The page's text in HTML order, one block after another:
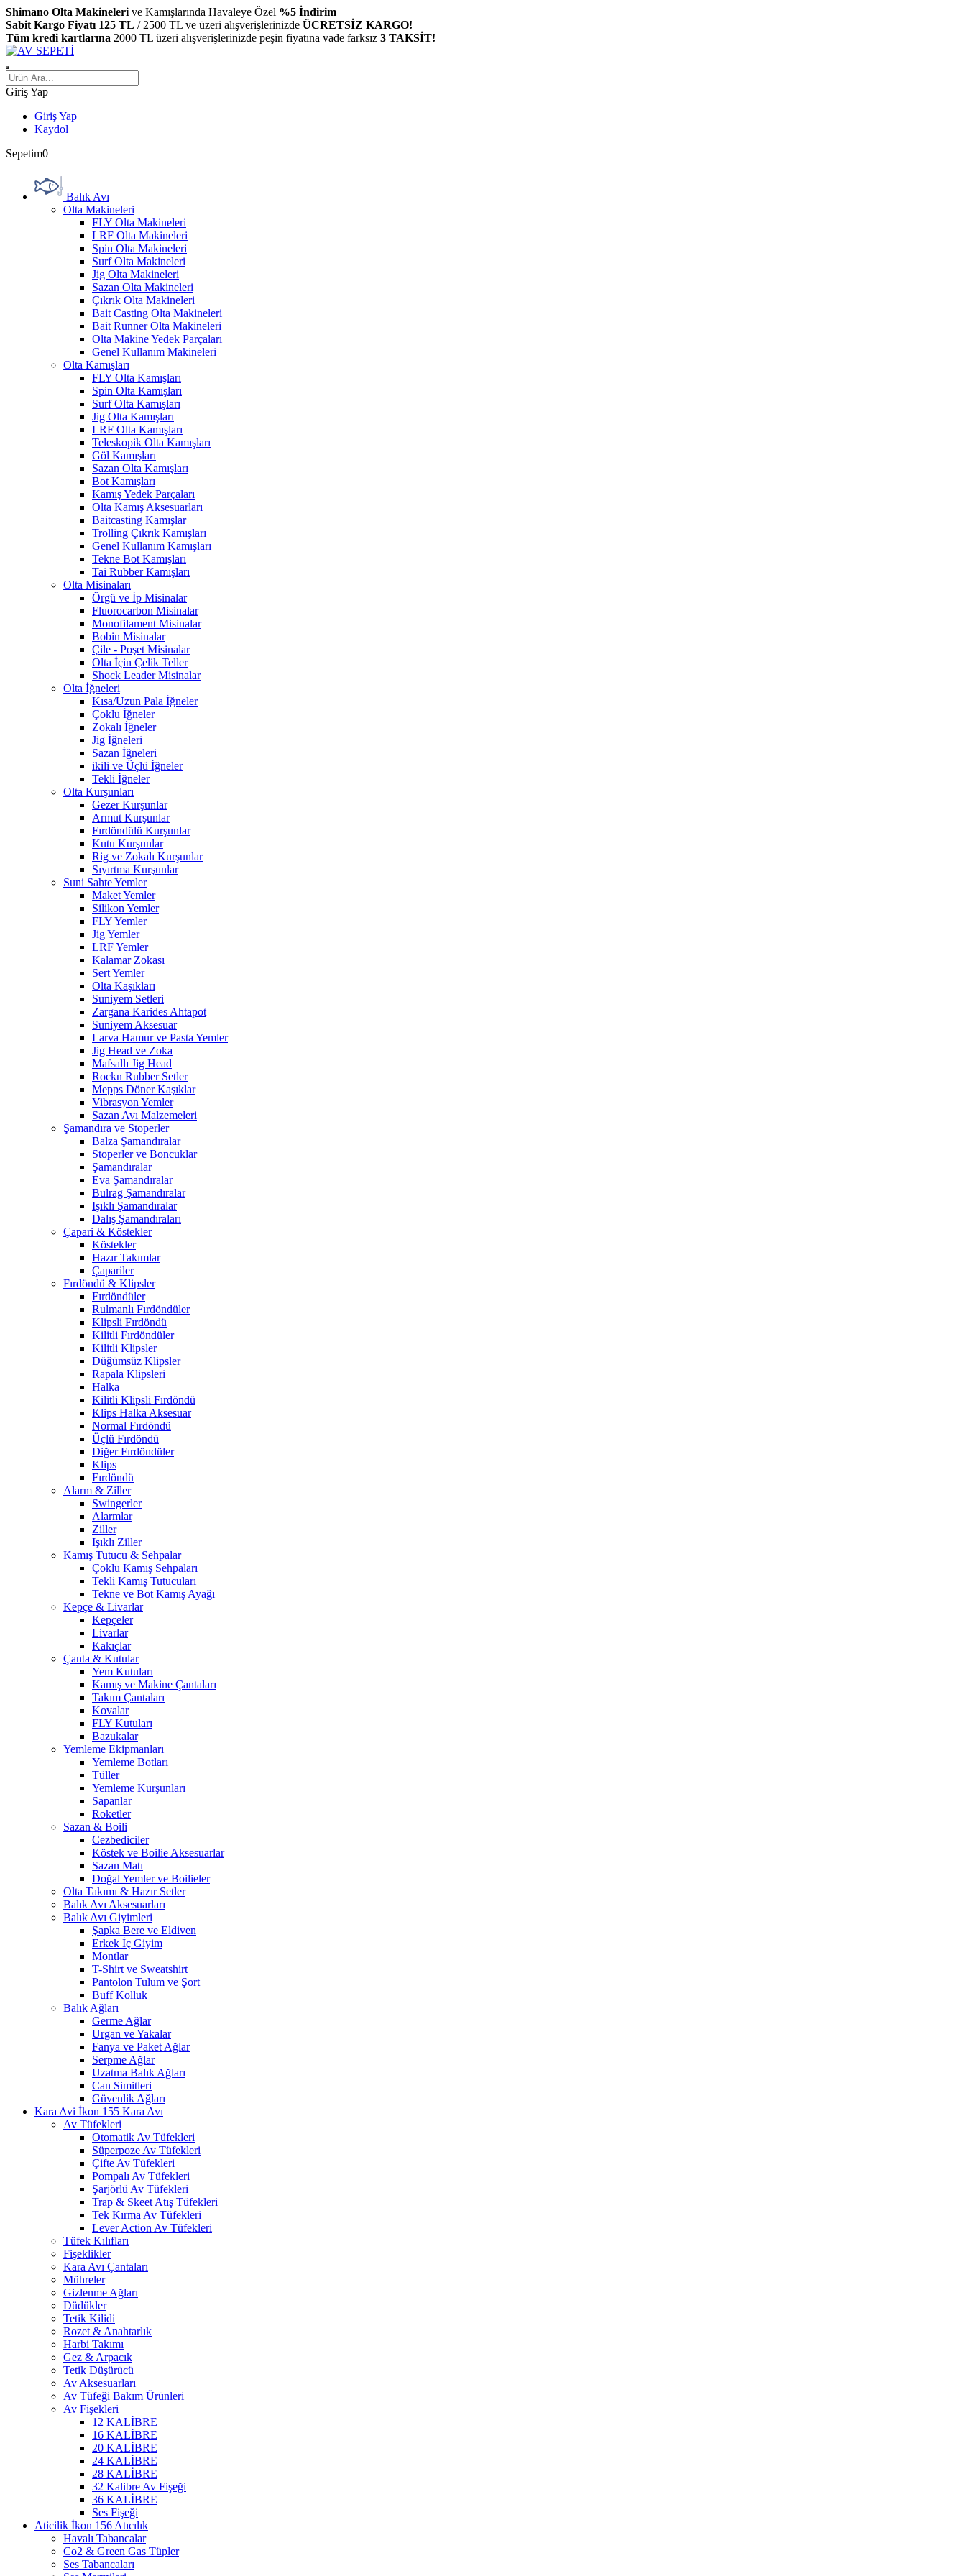
Shimano Olta Makineleri ve Kamışlarında Havaleye Özel %5 İndirim
Sabit Kargo Fiyatı 125 TL / 2500 TL ve üzeri alışverişlerinizde ÜCRETSİZ KARGO!
Tüm kredi kartlarına 2000 TL üzeri alışverişlerinizde peşin fiyatına vade farksız 3 TAKSİT!
Giriş Yap
Giriş Yap
Kaydol
Sepetim0
Balık Avı
Olta Makineleri
FLY Olta Makineleri
LRF Olta Makineleri
Spin Olta Makineleri
Surf Olta Makineleri
Jig Olta Makineleri
Sazan Olta Makineleri
Çıkrık Olta Makineleri
Bait Casting Olta Makineleri
Bait Runner Olta Makineleri
Olta Makine Yedek Parçaları
Genel Kullanım Makineleri
Olta Kamışları
FLY Olta Kamışları
Spin Olta Kamışları
Surf Olta Kamışları
Jig Olta Kamışları
LRF Olta Kamışları
Teleskopik Olta Kamışları
Göl Kamışları
Sazan Olta Kamışları
Bot Kamışları
Kamış Yedek Parçaları
Olta Kamış Aksesuarları
Baitcasting Kamışlar
Trolling Çıkrık Kamışları
Genel Kullanım Kamışları
Tekne Bot Kamışları
Tai Rubber Kamışları
Olta Misinaları
Örgü ve İp Misinalar
Fluorocarbon Misinalar
Monofilament Misinalar
Bobin Misinalar
Çile - Poşet Misinalar
Olta İçin Çelik Teller
Shock Leader Misinalar
Olta İğneleri
Kısa/Uzun Pala İğneler
Çoklu İğneler
Zokalı İğneler
Jig İğneleri
Sazan İğneleri
ikili ve Üçlü İğneler
Tekli İğneler
Olta Kurşunları
Gezer Kurşunlar
Armut Kurşunlar
Fırdöndülü Kurşunlar
Kutu Kurşunlar
Rig ve Zokalı Kurşunlar
Sıyırtma Kurşunlar
Suni Sahte Yemler
Maket Yemler
Silikon Yemler
FLY Yemler
Jig Yemler
LRF Yemler
Kalamar Zokası
Sert Yemler
Olta Kaşıkları
Suniyem Setleri
Zargana Karides Ahtapot
Suniyem Aksesuar
Larva Hamur ve Pasta Yemler
Jig Head ve Zoka
Mafsallı Jig Head
Rockn Rubber Setler
Mepps Döner Kaşıklar
Vibrasyon Yemler
Sazan Avı Malzemeleri
Şamandıra ve Stoperler
Balza Şamandıralar
Stoperler ve Boncuklar
Şamandıralar
Eva Şamandıralar
Bulrag Şamandıralar
Işıklı Şamandıralar
Dalış Şamandıraları
Çapari & Köstekler
Köstekler
Hazır Takımlar
Çapariler
Fırdöndü & Klipsler
Fırdöndüler
Rulmanlı Fırdöndüler
Klipsli Fırdöndü
Kilitli Fırdöndüler
Kilitli Klipsler
Düğümsüz Klipsler
Rapala Klipsleri
Halka
Kilitli Klipsli Fırdöndü
Klips Halka Aksesuar
Normal Fırdöndü
Üçlü Fırdöndü
Diğer Fırdöndüler
Klips
Fırdöndü
Alarm & Ziller
Swingerler
Alarmlar
Ziller
Işıklı Ziller
Kamış Tutucu & Sehpalar
Çoklu Kamış Sehpaları
Tekli Kamış Tutucuları
Tekne ve Bot Kamış Ayağı
Kepçe & Livarlar
Kepçeler
Livarlar
Kakıçlar
Çanta & Kutular
Yem Kutuları
Kamış ve Makine Çantaları
Takım Çantaları
Kovalar
FLY Kutuları
Bazukalar
Yemleme Ekipmanları
Yemleme Botları
Tüller
Yemleme Kurşunları
Sapanlar
Roketler
Sazan & Boili
Cezbediciler
Köstek ve Boilie Aksesuarlar
Sazan Matı
Doğal Yemler ve Boilieler
Olta Takımı & Hazır Setler
Balık Avı Aksesuarları
Balık Avı Giyimleri
Şapka Bere ve Eldiven
Erkek İç Giyim
Montlar
T-Shirt ve Sweatshirt
Pantolon Tulum ve Şort
Buff Kolluk
Balık Ağları
Germe Ağlar
Urgan ve Yakalar
Fanya ve Paket Ağlar
Serpme Ağlar
Uzatma Balık Ağları
Can Simitleri
Güvenlik Ağları
Kara Avı
Av Tüfekleri
Otomatik Av Tüfekleri
Süperpoze Av Tüfekleri
Çifte Av Tüfekleri
Pompalı Av Tüfekleri
Şarjörlü Av Tüfekleri
Trap & Skeet Atış Tüfekleri
Tek Kırma Av Tüfekleri
Lever Action Av Tüfekleri
Tüfek Kılıfları
Fişeklikler
Kara Avı Çantaları
Mühreler
Gizlenme Ağları
Düdükler
Tetik Kilidi
Rozet & Anahtarlık
Harbi Takımı
Gez & Arpacık
Tetik Düşürücü
Av Aksesuarları
Av Tüfeği Bakım Ürünleri
Av Fişekleri
12 KALİBRE
16 KALİBRE
20 KALİBRE
24 KALİBRE
28 KALİBRE
32 Kalibre Av Fişeği
36 KALİBRE
Ses Fişeği
Atıcılık
Havalı Tabancalar
Co2 & Green Gas Tüpler
Ses Tabancaları